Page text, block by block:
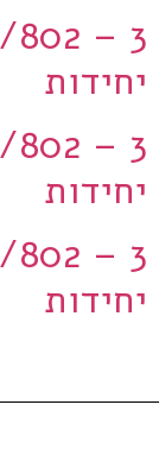
802 – 3
יחידות
802 – 3
יחידות
802 – 3
יחידות